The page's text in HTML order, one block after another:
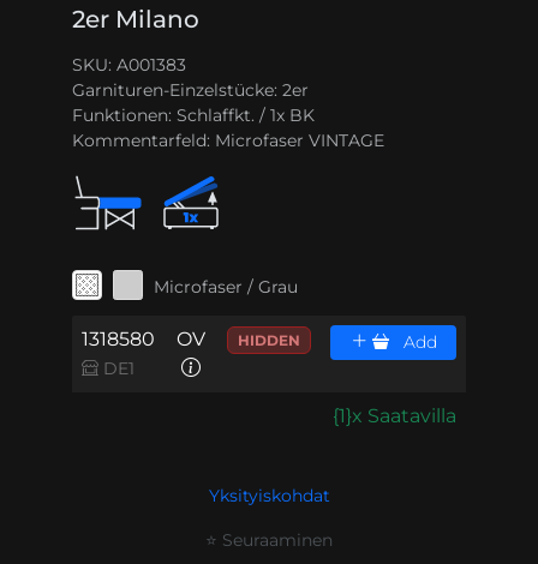
2er Milano
SKU: A001383
Garnituren-Einzelstücke: 2er
Funktionen: Schlaffkt. / 1x BK
Kommentarfeld: Microfaser VINTAGE
Microfaser / Grau
1318580
DE1
OV HIDDEN Add
{1}x Saatavilla
Yksityiskohdat
⭐ Seuraaminen